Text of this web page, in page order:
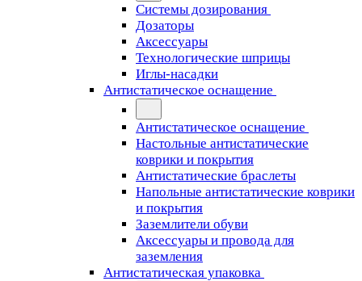
Системы дозирования
Дозаторы
Аксессуары
Технологические шприцы
Иглы-насадки
Антистатическое оснащение
Антистатическое оснащение
Настольные антистатические
коврики и покрытия
Антистатические браслеты
Напольные антистатические коврики
и покрытия
Заземлители обуви
Аксессуары и провода для
заземления
Антистатическая упаковка